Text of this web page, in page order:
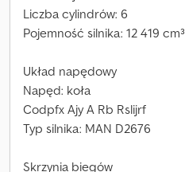
Liczba cylindrów: 6
Pojemność silnika: 12 419 cm³
Układ napędowy
Napęd: koła
Codpfx Ajy A Rb Rslijrf
Typ silnika: MAN D2676
Skrzynia biegów